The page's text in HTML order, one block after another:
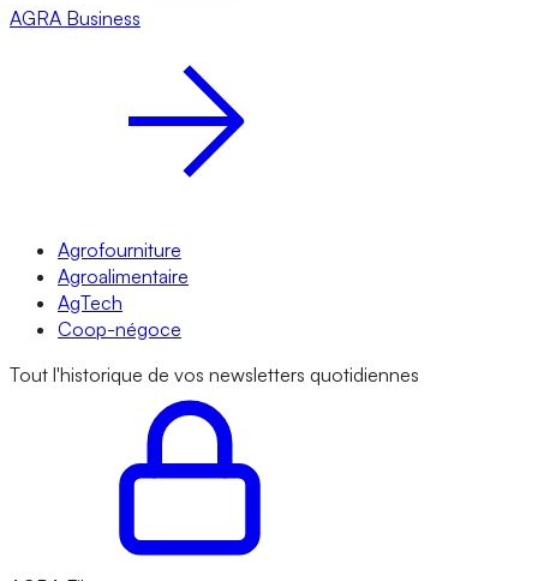
AGRA Business
Agrofourniture
Agroalimentaire
AgTech
Coop-négoce
Tout l'historique de vos newsletters quotidiennes